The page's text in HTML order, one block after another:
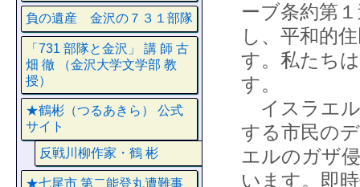
ーブ条約第
し、平和的
す。私たち
す。
イスラエル
する市民の
エルのガザ
います。即
負の遺産 金沢の７３１部隊
「731 部隊と金沢」 講 師 古
畑 徹 （金沢大学文学部 教
授）
★鶴彬（つるあきら） 公式
サイト
反戦川柳作家・鶴 彬
★七尾市 第二能登丸遭難事